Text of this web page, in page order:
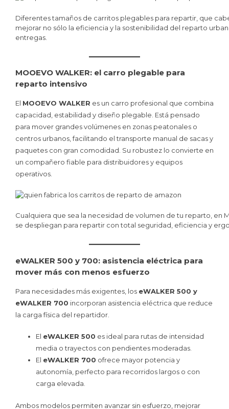
Diferentes tamaños de carritos plegables para repartir, que
mejorar no sólo la eficiencia y la sostenibilidad del reparto
entregas.
MOOEVO WALKER: el carro plegable para
reparto intensivo
El MOOEVO WALKER es un carro profesional que combina
capacidad, estabilidad y diseño plegable. Está pensado
para mover grandes volúmenes en zonas peatonales o
centros urbanos, facilitando el transporte manual de sacas y
paquetes con gran comodidad. Su robustez lo convierte en
un compañero fiable para distribuidores y equipos
operativos.
Cualquiera que sea la necesidad de volumen de tu reparto, en
se despliegan para repartir con total seguridad, eficiencia y
eWALKER 500 y 700: asistencia eléctrica para
mover más con menos esfuerzo
Para necesidades más exigentes, los eWALKER 500 y
eWALKER 700 incorporan asistencia eléctrica que reduce
la carga física del repartidor.
El eWALKER 500 es ideal para rutas de intensidad
media o trayectos con pendientes moderadas.
El eWALKER 700 ofrece mayor potencia y
autonomía, perfecto para recorridos largos o con
carga elevada.
Ambos modelos permiten avanzar sin esfuerzo, mejorar